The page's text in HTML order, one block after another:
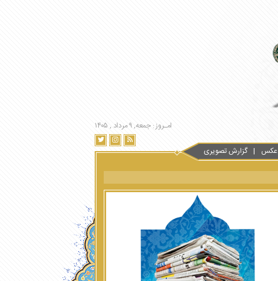
امـروز : جمعه, ۹ مرداد , ۱۴۰۵
عکس گزارش تصویری